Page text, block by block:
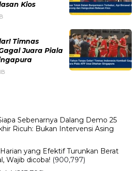
Kios
Timnas
Juara Piala
Sebenarnya Dalang Demo 25
Ricuh: Bukan Intervensi Asing
yang Efektif Turunkan Berat
Wajib dicoba! (900,797)